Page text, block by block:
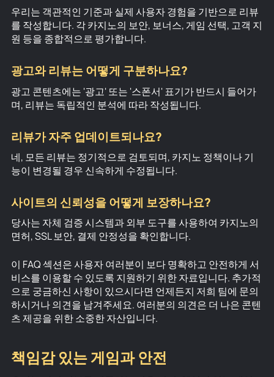
우리는 객관적인 기준과 실제 사용자 경험을 기반으로 리뷰
를 작성합니다. 각 카지노의 보안, 보너스, 게임 선택, 고객 지
원 등을 종합적으로 평가합니다.
광고와 리뷰는 어떻게 구분하나요?
광고 콘텐츠에는 '광고' 또는 '스폰서' 표기가 반드시 들어가
며, 리뷰는 독립적인 분석에 따라 작성됩니다.
리뷰가 자주 업데이트되나요?
네, 모든 리뷰는 정기적으로 검토되며, 카지노 정책이나 기
능이 변경될 경우 신속하게 수정됩니다.
사이트의 신뢰성을 어떻게 보장하나요?
당사는 자체 검증 시스템과 외부 도구를 사용하여 카지노의
면허, SSL 보안, 결제 안정성을 확인합니다.
이 FAQ 섹션은 사용자 여러분이 보다 명확하고 안전하게 서
비스를 이용할 수 있도록 지원하기 위한 자료입니다. 추가적
으로 궁금하신 사항이 있으시다면 언제든지 저희 팀에 문의
하시거나 의견을 남겨주세요. 여러분의 의견은 더 나은 콘텐
츠 제공을 위한 소중한 자산입니다.
책임감 있는 게임과 안전